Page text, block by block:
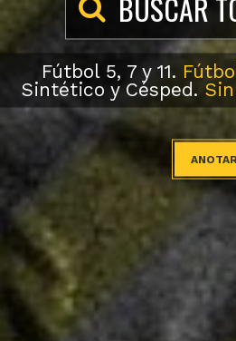
Torneos de Fútbol
pasion y respeto.Te
Fútbol 5, 7 y 11.
Sintético y Césped.